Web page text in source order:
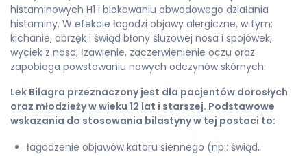
histaminowych H1 i blokowaniu obwodowego działania
histaminy. W efekcie łagodzi objawy alergiczne, w tym:
kichanie, obrzęk i świąd błony śluzowej nosa i spojówek,
wyciek z nosa, łzawienie, zaczerwienienie oczu oraz
zapobiega powstawaniu nowych odczynów skórnych.
Lek Bilagra przeznaczony jest dla pacjentów dorosłych
oraz młodzieży w wieku 12 lat i starszej. Podstawowe
wskazania do stosowania bilastyny w tej postaci to:
łagodzenie objawów kataru siennego (np.: świąd,